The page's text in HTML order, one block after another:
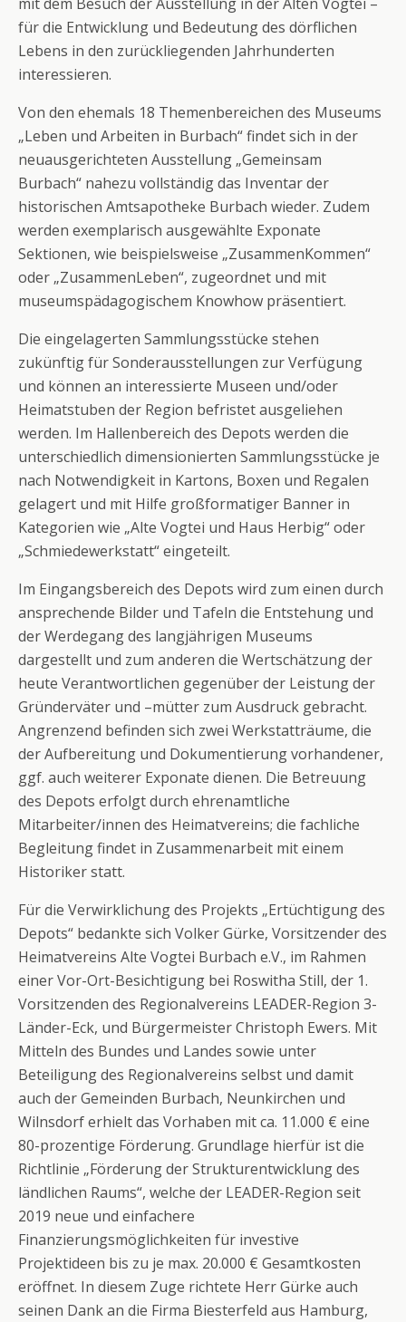
für die Entwicklung und Bedeutung des dörflichen
Lebens in den zurückliegenden Jahrhunderten
interessieren.
Von den ehemals 18 Themenbereichen des Museums
„Leben und Arbeiten in Burbach“ findet sich in der
neuausgerichteten Ausstellung „Gemeinsam
Burbach“ nahezu vollständig das Inventar der
historischen Amtsapotheke Burbach wieder. Zudem
werden exemplarisch ausgewählte Exponate
Sektionen, wie beispielsweise „ZusammenKommen“
oder „ZusammenLeben“, zugeordnet und mit
museumspädagogischem Knowhow präsentiert.
Die eingelagerten Sammlungsstücke stehen
zukünftig für Sonderausstellungen zur Verfügung
und können an interessierte Museen und/oder
Heimatstuben der Region befristet ausgeliehen
werden. Im Hallenbereich des Depots werden die
unterschiedlich dimensionierten Sammlungsstücke je
nach Notwendigkeit in Kartons, Boxen und Regalen
gelagert und mit Hilfe großformatiger Banner in
Kategorien wie „Alte Vogtei und Haus Herbig“ oder
„Schmiedewerkstatt“ eingeteilt.
Im Eingangsbereich des Depots wird zum einen durch
ansprechende Bilder und Tafeln die Entstehung und
der Werdegang des langjährigen Museums
dargestellt und zum anderen die Wertschätzung der
heute Verantwortlichen gegenüber der Leistung der
Gründerväter und –mütter zum Ausdruck gebracht.
Angrenzend befinden sich zwei Werkstatträume, die
der Aufbereitung und Dokumentierung vorhandener,
ggf. auch weiterer Exponate dienen. Die Betreuung
des Depots erfolgt durch ehrenamtliche
Mitarbeiter/innen des Heimatvereins; die fachliche
Begleitung findet in Zusammenarbeit mit einem
Historiker statt.
Für die Verwirklichung des Projekts „Ertüchtigung des
Depots“ bedankte sich Volker Gürke, Vorsitzender des
Heimatvereins Alte Vogtei Burbach e.V., im Rahmen
einer Vor-Ort-Besichtigung bei Roswitha Still, der 1.
Vorsitzenden des Regionalvereins LEADER-Region 3-
Länder-Eck, und Bürgermeister Christoph Ewers. Mit
Mitteln des Bundes und Landes sowie unter
Beteiligung des Regionalvereins selbst und damit
auch der Gemeinden Burbach, Neunkirchen und
Wilnsdorf erhielt das Vorhaben mit ca. 11.000 € eine
80-prozentige Förderung. Grundlage hierfür ist die
Richtlinie „Förderung der Strukturentwicklung des
ländlichen Raums“, welche der LEADER-Region seit
2019 neue und einfachere
Finanzierungsmöglichkeiten für investive
Projektideen bis zu je max. 20.000 € Gesamtkosten
eröffnet. In diesem Zuge richtete Herr Gürke auch
seinen Dank an die Firma Biesterfeld aus Hamburg,